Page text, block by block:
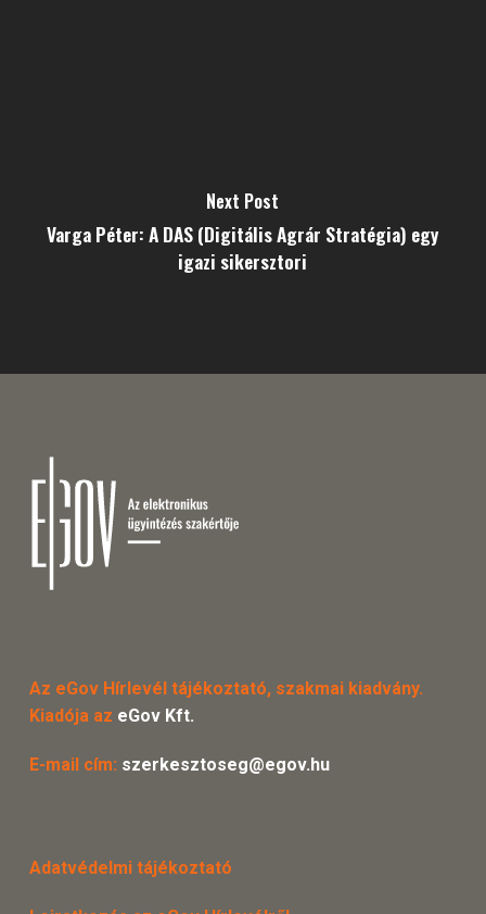
Next Post
Varga Péter: A DAS (Digitális Agrár Stratégia) egy
igazi sikersztori
Az eGov Hírlevél tájékoztató, szakmai kiadvány.
Kiadója az eGov Kft.
E-mail cím: szerkesztoseg@egov.hu
Adatvédelmi tájékoztató